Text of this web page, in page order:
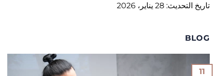
تاريخ التحديث: 28 يناير، 2026
BLOG
11